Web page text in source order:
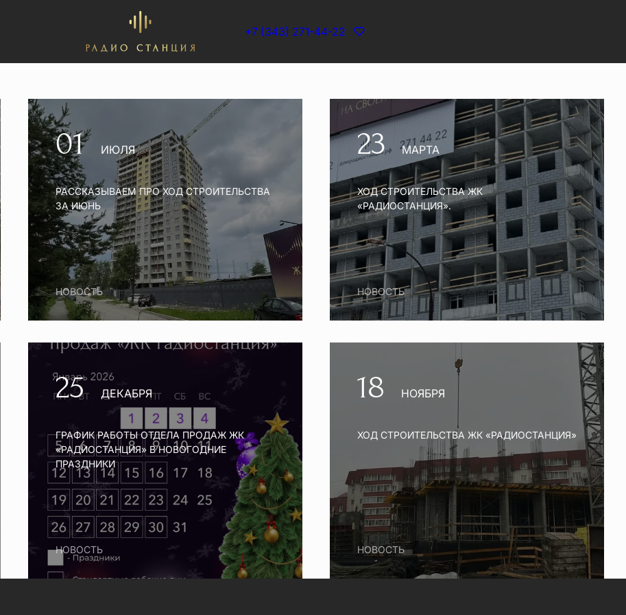
+7 (343) 271-44-22
01 ИЮЛЯ
РАССКАЗЫВАЕМ ПРО ХОД СТРОИТЕЛЬСТВА
ЗА ИЮНЬ
НОВОСТЬ
23 МАРТА
ХОД СТРОИТЕЛЬСТВА ЖК
«РАДИОСТАНЦИЯ».
НОВОСТЬ
25 ДЕКАБРЯ
ГРАФИК РАБОТЫ ОТДЕЛА ПРОДАЖ ЖК
«РАДИОСТАНЦИЯ» В НОВОГОДНИЕ
ПРАЗДНИКИ
НОВОСТЬ
18 НОЯБРЯ
ХОД СТРОИТЕЛЬСТВА ЖК «РАДИОСТАНЦИЯ»
НОВОСТЬ